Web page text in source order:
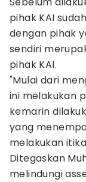
pihak KAI
dengan pihak
sendiri
pihak KAI.
"Mulai dari
ini melakukan
kemarin
yang
melakukan
Ditegaskan
melindungi